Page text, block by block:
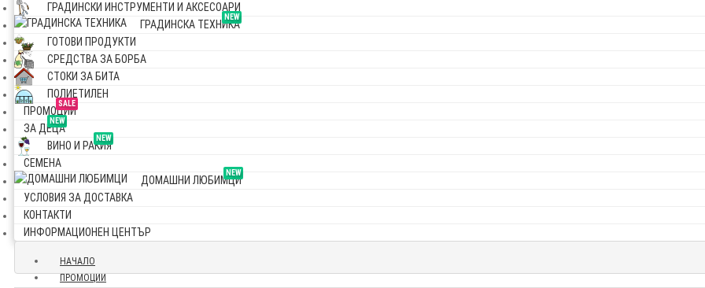
ГРАДИНСКИ ИНСТРУМЕНТИ И АКСЕСОАРИ
NEW
ГРАДИНСКА ТЕХНИКА
ГОТОВИ ПРОДУКТИ
СРЕДСТВА ЗА БОРБА
СТОКИ ЗА БИТА
ПОЛИЕТИЛЕН
SALE
ПРОМОЦИИ
NEW
ЗА ДЕЦА
NEW
ВИНО И РАКИЯ
СЕМЕНА
NEW
ДОМАШНИ ЛЮБИМЦИ
УСЛОВИЯ ЗА ДОСТАВКА
КОНТАКТИ
ИНФОРМАЦИОНЕН ЦЕНТЪР
НАЧАЛО
ПРОМОЦИИ